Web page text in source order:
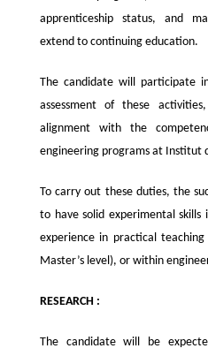
apprenticeship status, and
extend to continuing education.
The candidate will participate
assessment of these
alignment with the
engineering programs at Institut
To carry out these duties, the
to have solid experimental skills
experience in practical
Master’s level), or within
RESEARCH :
The candidate will be